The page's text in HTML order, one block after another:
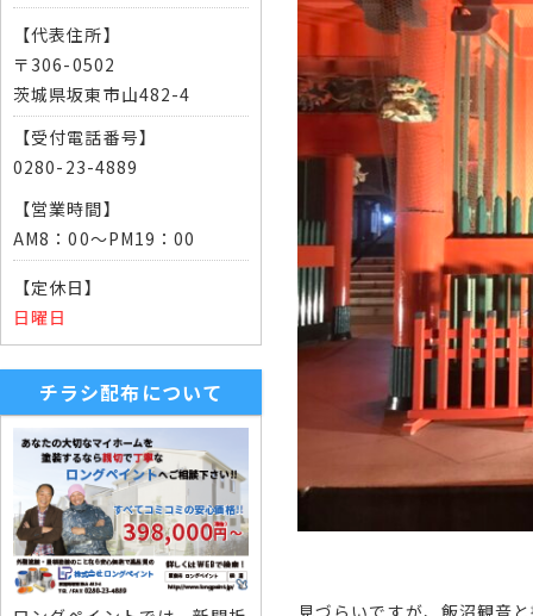
見づらいですが、飯沼観音
【代表住所】
〒306-0502
茨城県坂東市山482-4
【受付電話番号】
0280-23-4889
【営業時間】
AM8：00～PM19：00
【定休日】
日曜日
チラシ配布について